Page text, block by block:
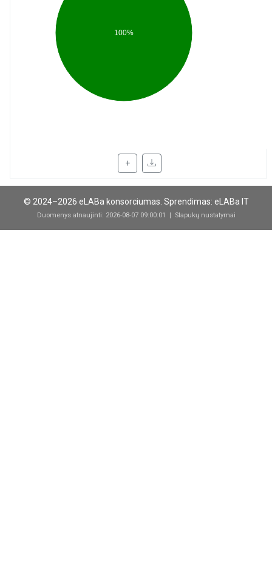
100%
+
© 2024–2026 eLABa konsorciumas. Sprendimas: eLABa IT
Duomenys atnaujinti: 2026-08-07 09:00:01 | Slapukų nustatymai